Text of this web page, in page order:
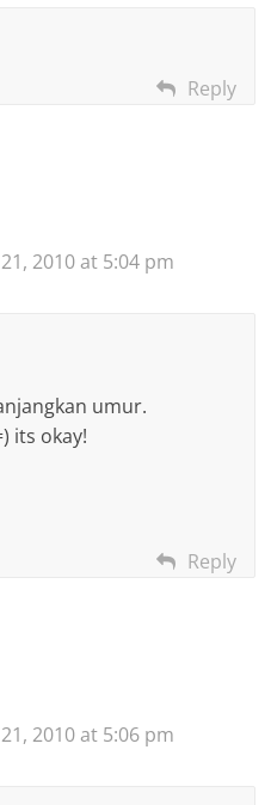
Reply
2010 at 5:04 pm
umur.
its okay!
Reply
2010 at 5:06 pm